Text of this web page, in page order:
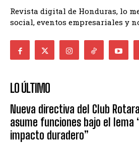
Revista digital de Honduras, lo
social, eventos empresariales y
LO ÚLTIMO
Nueva directiva del Club
asume funciones bajo el lema
impacto duradero”